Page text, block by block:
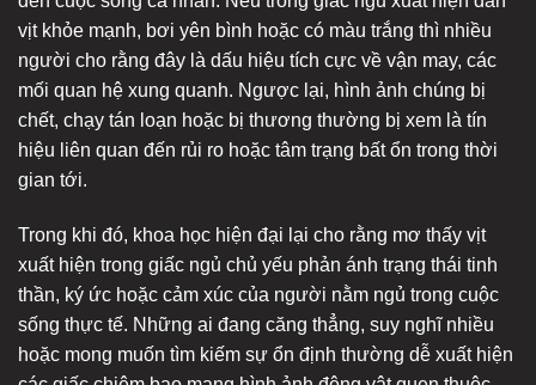
vịt khỏe mạnh, bơi yên bình hoặc có màu trắng thì nhiều
người cho rằng đây là dấu hiệu tích cực về vận may, các
mối quan hệ xung quanh. Ngược lại, hình ảnh chúng bị
chết, chạy tán loạn hoặc bị thương thường bị xem là tín
hiệu liên quan đến rủi ro hoặc tâm trạng bất ổn trong thời
gian tới.
Trong khi đó, khoa học hiện đại lại cho rằng mơ thấy vịt
xuất hiện trong giấc ngủ chủ yếu phản ánh trạng thái tinh
thần, ký ức hoặc cảm xúc của người nằm ngủ trong cuộc
sống thực tế. Những ai đang căng thẳng, suy nghĩ nhiều
hoặc mong muốn tìm kiếm sự ổn định thường dễ xuất hiện